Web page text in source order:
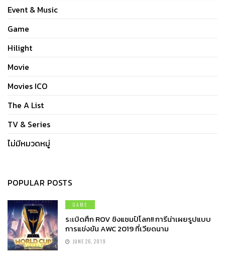
Event & Music
Game
Hilight
Movie
Movies ICO
The A List
TV & Series
ไม่มีหมวดหมู่
POPULAR POSTS
GAME
ระเบิดศึก ROV ชิงแชมป์โลก!! การีน่าเผยรูปแบบ
การแข่งขัน AWC 2019 ที่เวียดนาม
JUNE 26, 2019